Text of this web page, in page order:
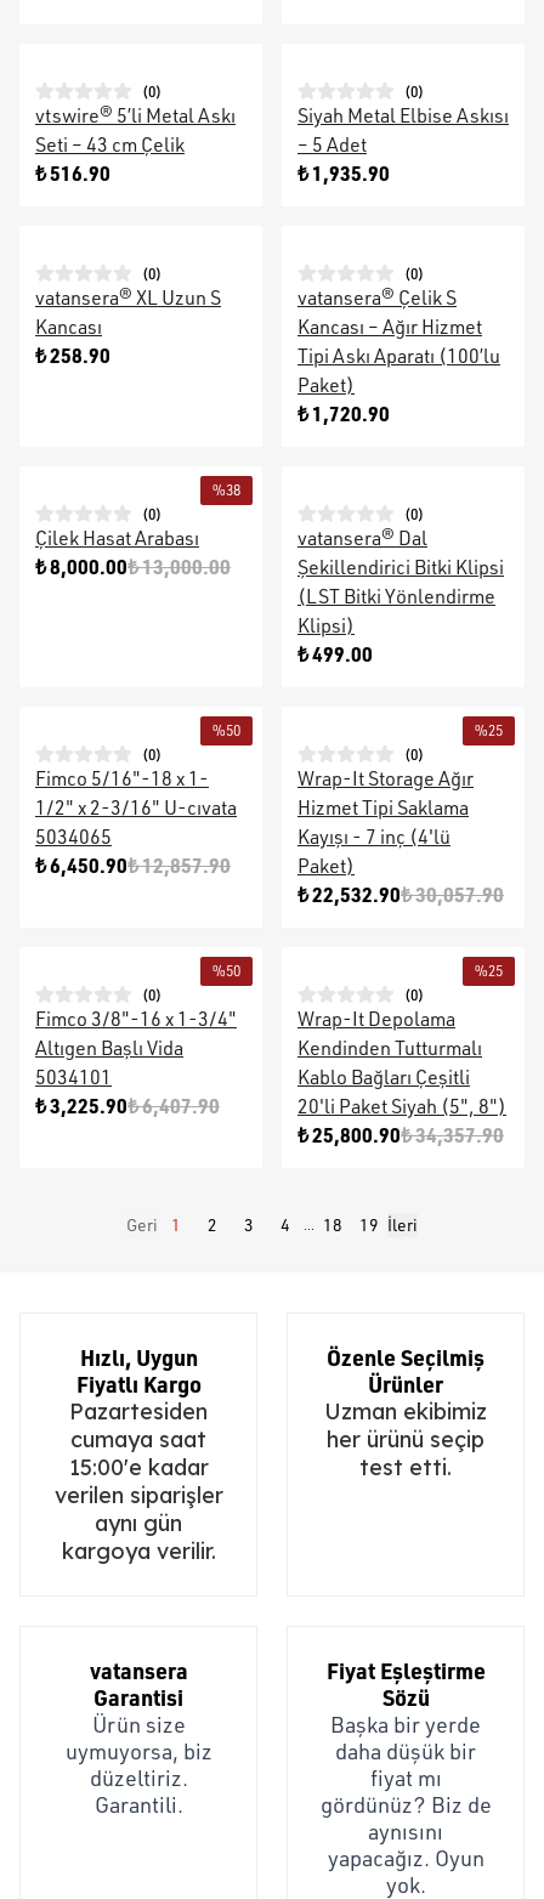
(0)
vtswire® 5’li Metal Askı
Seti – 43 cm Çelik
₺ 516.90
(0)
Siyah Metal Elbise Askısı
– 5 Adet
₺ 1,935.90
(0)
vatansera® XL Uzun S
Kancası
₺ 258.90
(0)
vatansera® Çelik S
Kancası – Ağır Hizmet
Tipi Askı Aparatı (100’lu
Paket)
₺ 1,720.90
%38
(0)
Çilek Hasat Arabası
₺ 8,000.00₺ 13,000.00
(0)
vatansera® Dal
Şekillendirici Bitki Klipsi
(LST Bitki Yönlendirme
Klipsi)
₺ 499.00
%50
(0)
Fimco 5/16"-18 x 1-
1/2" x 2-3/16" U-cıvata
5034065
₺ 6,450.90₺ 12,857.90
%25
(0)
Wrap-It Storage Ağır
Hizmet Tipi Saklama
Kayışı - 7 inç (4'lü
Paket)
₺ 22,532.90₺ 30,057.90
%50
(0)
Fimco 3/8"-16 x 1-3/4"
Altıgen Başlı Vida
5034101
₺ 3,225.90₺ 6,407.90
%25
(0)
Wrap-It Depolama
Kendinden Tutturmalı
Kablo Bağları Çeşitli
20'li Paket Siyah (5", 8")
₺ 25,800.90₺ 34,357.90
Geri 1 2 3 4 18 19 İleri
Hızlı, Uygun
Fiyatlı Kargo
Pazartesiden
cumaya saat
15:00'e kadar
verilen siparişler
aynı gün
kargoya verilir.
Özenle Seçilmiş
Ürünler
Uzman ekibimiz
her ürünü seçip
test etti.
vatansera
Garantisi
Ürün size
uymuyorsa, biz
düzeltiriz.
Garantili.
Fiyat Eşleştirme
Sözü
Başka bir yerde
daha düşük bir
fiyat mı
gördünüz? Biz de
aynısını
yapacağız. Oyun
yok.